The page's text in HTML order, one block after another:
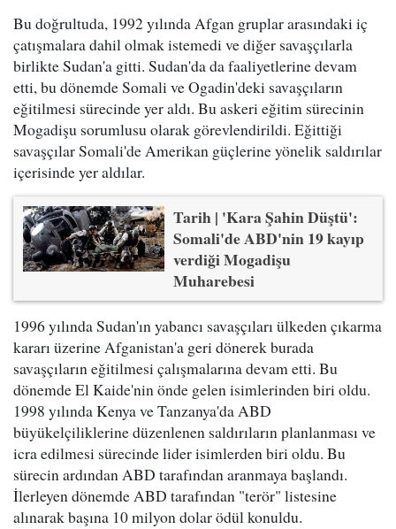
Bu doğrultuda, 1992 yılında Afgan gruplar arasındaki iç
çatışmalara dahil olmak istemedi ve diğer savaşçılarla
birlikte Sudan'a gitti. Sudan'da da faaliyetlerine devam
etti, bu dönemde Somali ve Ogadin'deki savaşçıların
eğitilmesi sürecinde yer aldı. Bu askeri eğitim sürecinin
Mogadişu sorumlusu olarak görevlendirildi. Eğittiği
savaşçılar Somali'de Amerikan güçlerine yönelik saldırılar
içerisinde yer aldılar.
Tarih | 'Kara Şahin Düştü':
Somali'de ABD'nin 19 kayıp
verdiği Mogadişu
Muharebesi
1996 yılında Sudan'ın yabancı savaşçıları ülkeden çıkarma
kararı üzerine Afganistan'a geri dönerek burada
savaşçıların eğitilmesi çalışmalarına devam etti. Bu
dönemde El Kaide'nin önde gelen isimlerinden biri oldu.
1998 yılında Kenya ve Tanzanya'da ABD
büyükelçiliklerine düzenlenen saldırıların planlanması ve
icra edilmesi sürecinde lider isimlerden biri oldu. Bu
sürecin ardından ABD tarafından aranmaya başlandı.
İlerleyen dönemde ABD tarafından "terör" listesine
alınarak başına 10 milyon dolar ödül konuldu.